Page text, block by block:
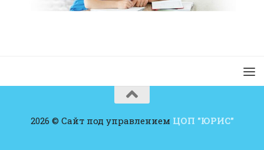
2026 © Сайт под управлением ЦОП "ЮРИС"